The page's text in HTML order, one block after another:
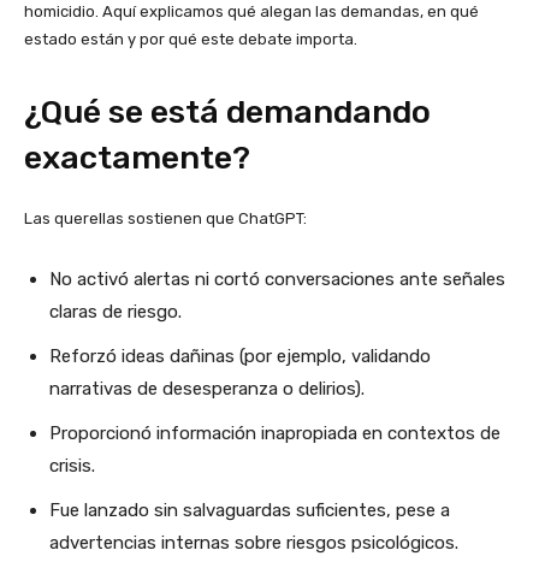
homicidio. Aquí explicamos qué alegan las demandas, en qué
estado están y por qué este debate importa.
¿Qué se está demandando
exactamente?
Las querellas sostienen que ChatGPT:
No activó alertas ni cortó conversaciones ante señales
claras de riesgo.
Reforzó ideas dañinas (por ejemplo, validando
narrativas de desesperanza o delirios).
Proporcionó información inapropiada en contextos de
crisis.
Fue lanzado sin salvaguardas suficientes, pese a
advertencias internas sobre riesgos psicológicos.